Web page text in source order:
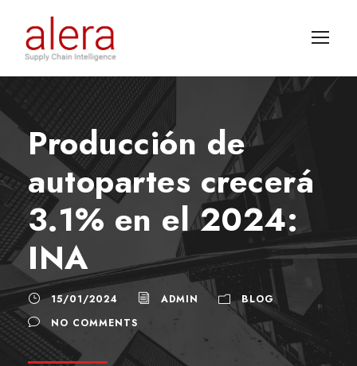
Producción de
autopartes crecerá
3.1% en el 2024:
INA
15/01/2024 ADMIN
BLOG
NO COMMENTS